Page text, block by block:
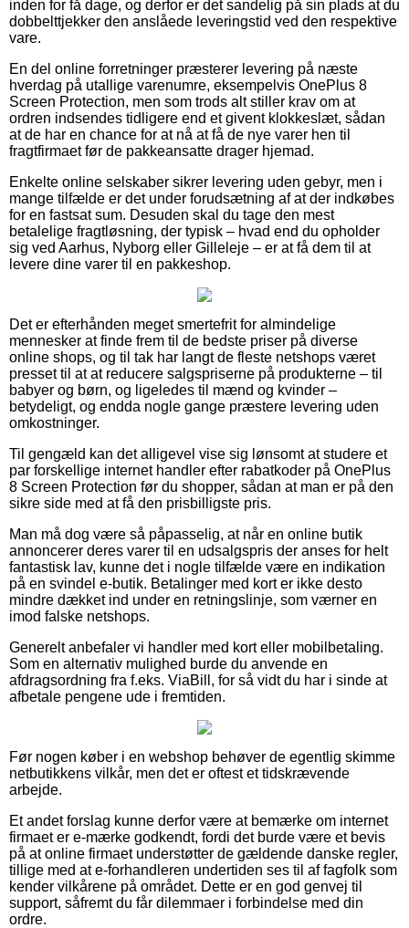
inden for få dage, og derfor er det sandelig på sin plads at du
dobbelttjekker den anslåede leveringstid ved den respektive
vare.
En del online forretninger præsterer levering på næste
hverdag på utallige varenumre, eksempelvis OnePlus 8
Screen Protection, men som trods alt stiller krav om at
ordren indsendes tidligere end et givent klokkeslæt, sådan
at de har en chance for at nå at få de nye varer hen til
fragtfirmaet før de pakkeansatte drager hjemad.
Enkelte online selskaber sikrer levering uden gebyr, men i
mange tilfælde er det under forudsætning af at der indkøbes
for en fastsat sum. Desuden skal du tage den mest
betalelige fragtløsning, der typisk – hvad end du opholder
sig ved Aarhus, Nyborg eller Gilleleje – er at få dem til at
levere dine varer til en pakkeshop.
Det er efterhånden meget smertefrit for almindelige
mennesker at finde frem til de bedste priser på diverse
online shops, og til tak har langt de fleste netshops været
presset til at at reducere salgspriserne på produkterne – til
babyer og børn, og ligeledes til mænd og kvinder –
betydeligt, og endda nogle gange præstere levering uden
omkostninger.
Til gengæld kan det alligevel vise sig lønsomt at studere et
par forskellige internet handler efter rabatkoder på OnePlus
8 Screen Protection før du shopper, sådan at man er på den
sikre side med at få den prisbilligste pris.
Man må dog være så påpasselig, at når en online butik
annoncerer deres varer til en udsalgspris der anses for helt
fantastisk lav, kunne det i nogle tilfælde være en indikation
på en svindel e-butik. Betalinger med kort er ikke desto
mindre dækket ind under en retningslinje, som værner en
imod falske netshops.
Generelt anbefaler vi handler med kort eller mobilbetaling.
Som en alternativ mulighed burde du anvende en
afdragsordning fra f.eks. ViaBill, for så vidt du har i sinde at
afbetale pengene ude i fremtiden.
Før nogen køber i en webshop behøver de egentlig skimme
netbutikkens vilkår, men det er oftest et tidskrævende
arbejde.
Et andet forslag kunne derfor være at bemærke om internet
firmaet er e-mærke godkendt, fordi det burde være et bevis
på at online firmaet understøtter de gældende danske regler,
tillige med at e-forhandleren undertiden ses til af fagfolk som
kender vilkårene på området. Dette er en god genvej til
support, såfremt du får dilemmaer i forbindelse med din
ordre.